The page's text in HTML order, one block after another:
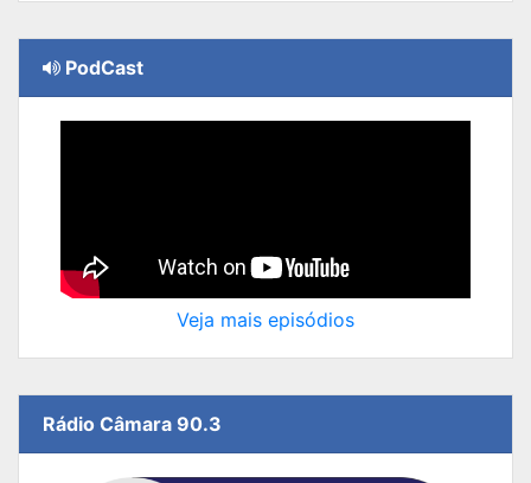
PodCast
Veja mais episódios
Rádio Câmara 90.3